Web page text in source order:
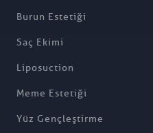
Burun Estetiği
Saç Ekimi
Liposuction
Meme Estetiği
Yüz Gençleştirme